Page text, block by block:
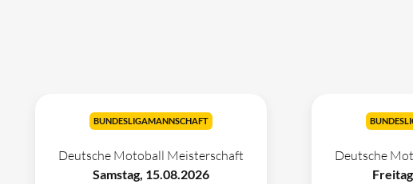
BUNDESLIGAMANNSCHAFT
Deutsche Motoball Meisterschaft
Samstag, 15.08.2026
Deutsche